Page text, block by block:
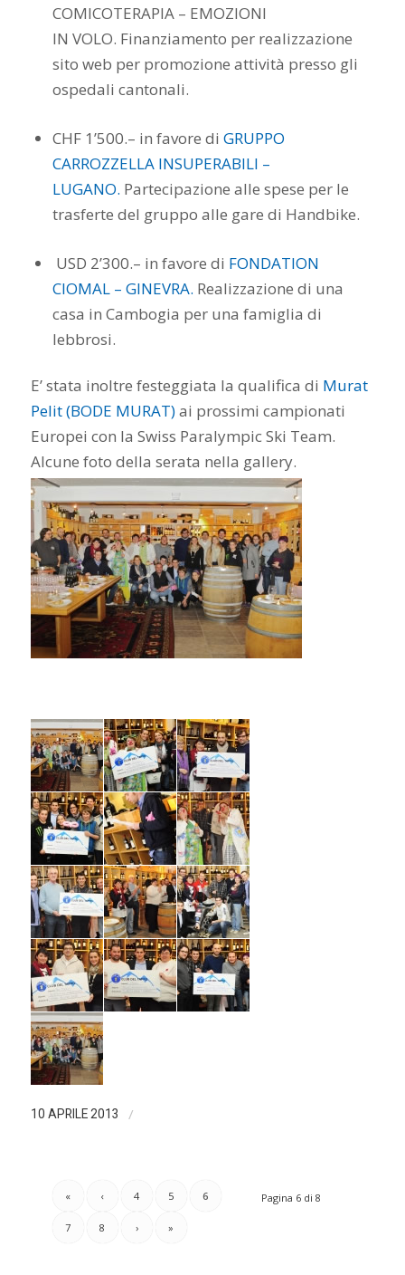
COMICOTERAPIA – EMOZIONI
IN VOLO. Finanziamento per realizzazione
sito web per promozione attività presso gli
ospedali cantonali.
CHF 1’500.– in favore di GRUPPO
CARROZZELLA INSUPERABILI –
LUGANO. Partecipazione alle spese per le
trasferte del gruppo alle gare di Handbike.
USD 2’300.– in favore di FONDATION
CIOMAL – GINEVRA. Realizzazione di una
casa in Cambogia per una famiglia di
lebbrosi.
E’ stata inoltre festeggiata la qualifica di Murat
Pelit (BODE MURAT)ai prossimi campionati
Europei con la Swiss Paralympic Ski Team.
Alcune foto della serata nella gallery.
10 APRILE 2013 /
Pagina 6 di 8
« ‹ 4 5 6
7 8 › »